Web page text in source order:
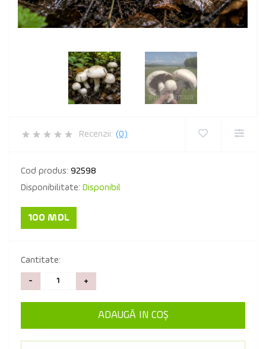
Recenzii: (0)
Cod produs: 92598
Disponibilitate: Disponibil
100 MDL
Cantitate:
- +
ADAUGĂ IN COŞ